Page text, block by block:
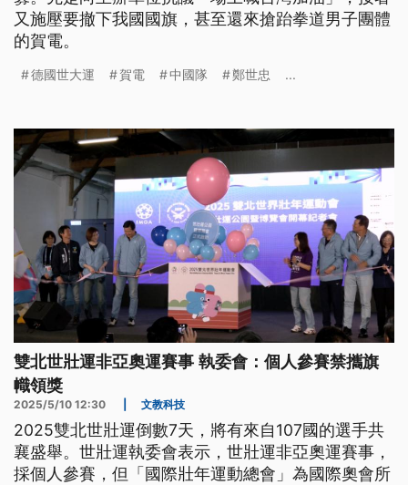
又施壓要撤下我國國旗，甚至還來搶跆拳道男子團體
的賀電。
德國世大運 賀電 中國隊 鄭世忠 ...
雙北世壯運非亞奧運賽事 執委會：個人參賽禁攜旗
幟領獎
2025/5/10 12:30 文教科技
2025雙北世壯運倒數7天，將有來自107國的選手共
襄盛舉。世壯運執委會表示，世壯運非亞奧運賽事，
採個人參賽，但「國際壯年運動總會」為國際奧會所